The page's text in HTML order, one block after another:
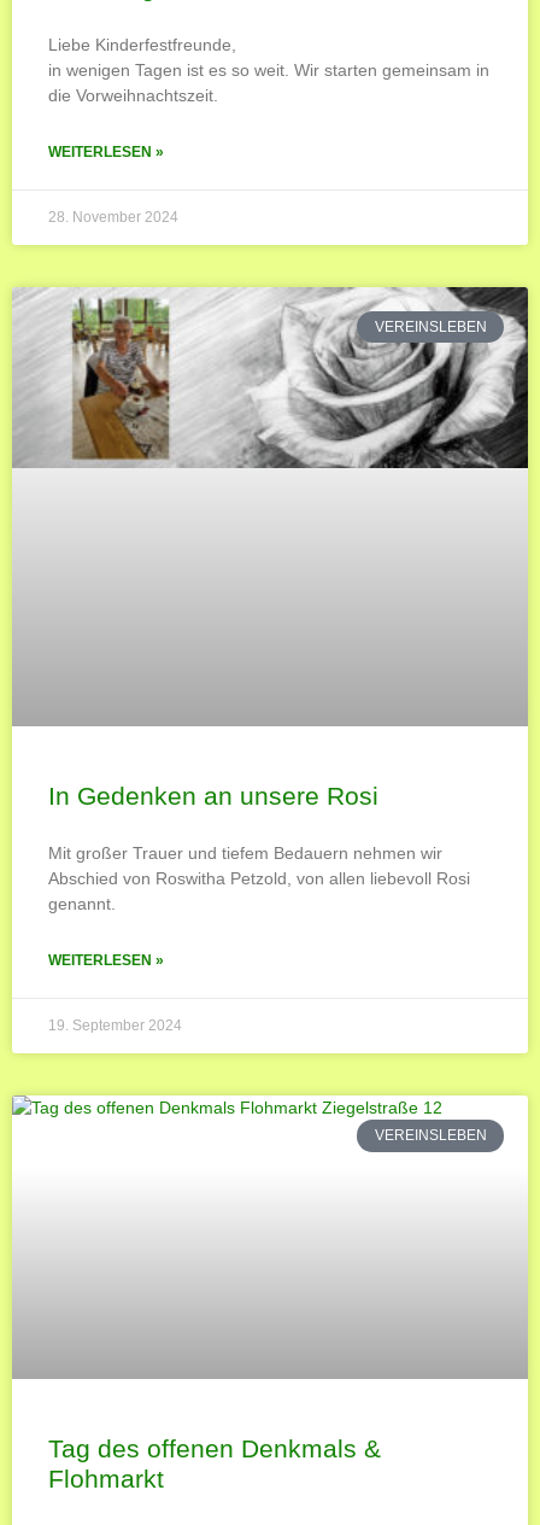
Liebe Kinderfestfreunde,
in wenigen Tagen ist es so weit. Wir starten gemeinsam in
die Vorweihnachtszeit.
WEITERLESEN »
28. November 2024
VEREINSLEBEN
In Gedenken an unsere Rosi
Mit großer Trauer und tiefem Bedauern nehmen wir
Abschied von Roswitha Petzold, von allen liebevoll Rosi
genannt.
WEITERLESEN »
19. September 2024
VEREINSLEBEN
Tag des offenen Denkmals &
Flohmarkt